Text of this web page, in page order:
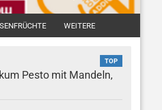
WEITERE
TOP
Pesto mit Mandeln,